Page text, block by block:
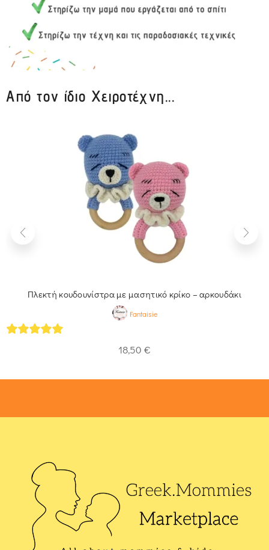
Από τον ίδιο Χειροτέχνη...
Πλεκτή κουδουνίστρα με μασητικό κρίκο – αρκουδάκι
Fantaisie
18,50 €